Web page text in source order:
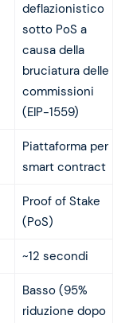
deflazionistico
sotto PoS a
causa della
bruciatura delle
commissioni
(EIP-1559)
Piattaforma per
smart contract
Proof of Stake
(PoS)
~12 secondi
Basso (95%
riduzione dopo